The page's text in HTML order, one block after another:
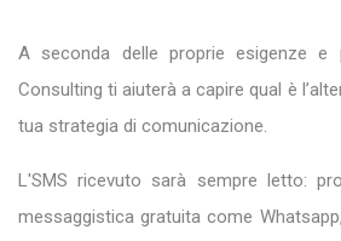
A seconda delle proprie esigenze e
Consulting ti aiuterà a capire qual è
tua strategia di comunicazione.
L'SMS ricevuto sarà sempre letto:
messaggistica gratuita come